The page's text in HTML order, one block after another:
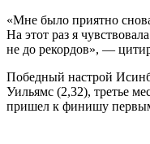
«Мне было приятно
На этот раз я
не до рекордов», —
Победный настрой
Уильямс (2,32), третье
пришел к финишу первым